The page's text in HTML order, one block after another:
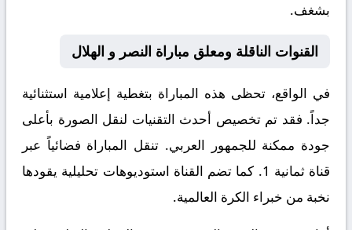
بشغف.
القنوات الناقلة ومعلق مباراة النصر و الهلال
في الواقع، تحظى هذه المباراة بتغطية إعلامية استثنائية
جداً. فقد تم تخصيص أحدث التقنيات لنقل الصورة بأعلى
جودة ممكنة للجمهور العربي. تنقل المباراة فضائياً عبر
قناةثمانية 1
. كما تضم القناة استوديوهات تحليلية يقودها
نخبة من خبراء الكرة العالمية.